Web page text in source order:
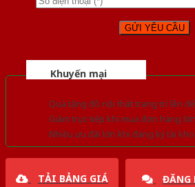
Khuyến mại
Quà tặng đồ nội thất trang trí lên
Giảm trực tiếp khi mua đơn hàng
Nhiều ưu đãi lớn khi đăng ký tài
TẢI BẢNG GIÁ ĐĂNG